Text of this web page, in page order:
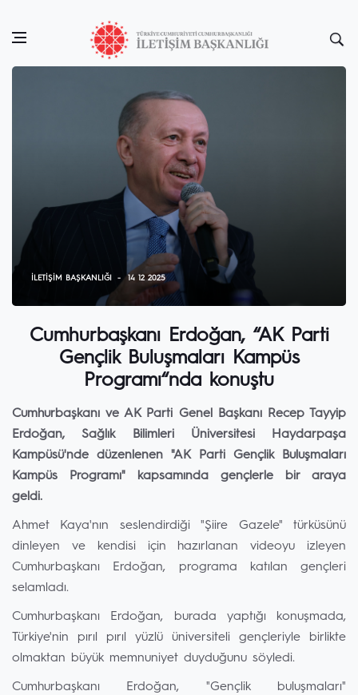
İLETIŞIM BAŞKANLIĞI 14 12 2025
Cumhurbaşkanı Erdoğan, “AK Parti
Gençlik Buluşmaları Kampüs
Programı“nda konuştu
Cumhurbaşkanı ve AK Parti Genel Başkanı Recep Tayyip
Erdoğan, Sağlık Bilimleri Üniversitesi Haydarpaşa
Kampüsü'nde düzenlenen "AK Parti Gençlik Buluşmaları
Kampüs Programı" kapsamında gençlerle bir araya
geldi.
Ahmet Kaya'nın seslendirdiği "Şiire Gazele" türküsünü
dinleyen ve kendisi için hazırlanan videoyu izleyen
Cumhurbaşkanı Erdoğan, programa katılan gençleri
selamladı.
Cumhurbaşkanı Erdoğan, burada yaptığı konuşmada,
Türkiye'nin pırıl pırıl yüzlü üniversiteli gençleriyle birlikte
olmaktan büyük memnuniyet duyduğunu söyledi.
Cumhurbaşkanı Erdoğan, "Gençlik buluşmaları"